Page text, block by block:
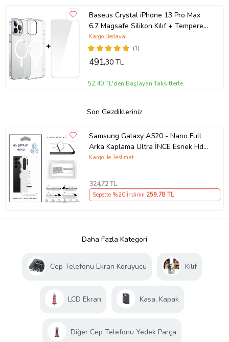
Baseus Crystal iPhone 13 Pro Max
6.7 Magsafe Silikon Kılıf + Tempered
Ekran Koruyucu Set (Şeffaf)
(1)
Kargo Bedava
491,30 TL
52,40 TL'den Başlayan Taksitlerle
Son Gezdikleriniz
Samsung Galaxy A520 - Nano Full
Arka Kaplama Ultra İNCE Esnek Hd
Şeffaf
Kargo ile Teslimat
324,72 TL
Sepette %20 İndirim 259,78 TL
Daha Fazla Kategori
Cep Telefonu Ekran Koruyucu Kılıf
LCD Ekran Kasa, Kapak
Diğer Cep Telefonu Yedek Parça